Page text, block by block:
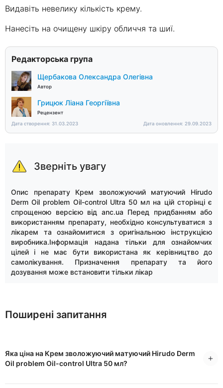
Видавіть невелику кількість крему.
Нанесіть на очищену шкіру обличчя та шиї.
Редакторська група
Щербакова Олександра Олегівна
Автор
Грицюк Ліана Георгіївна
Рецензент
Дата створення: 31.03.2023
Дата оновлення: 29.09.2023
Зверніть увагу
Опис препарату Крем зволожуючий матуючий Hirudo
Derm Oil problem Oil-control Ultra 50 мл на цій сторінці є
спрощеною версією від anc.ua Перед придбанням або
використанням препарату, необхідно консультуватися з
лікарем та ознайомитися з оригінальною інструкцією
виробника.Інформація надана тільки для ознайомчих
цілей і не має бути використана як керівництво до
самолікування. Призначення препарату та його
дозування може встановити тільки лікар
Поширені запитання
Яка ціна на Крем зволожуючий матуючий Hirudo Derm
Oil problem Oil-control Ultra 50 мл?